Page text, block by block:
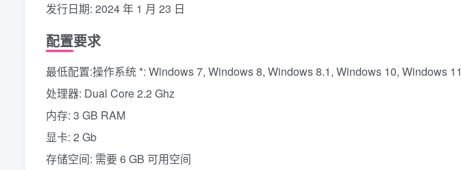
发行日期: 2024 年 1 月 23 日
配置要求
最低配置:操作系统 *: Windows 7, Windows 8, Windows 8.1, Windows 10, Windows 11
处理器: Dual Core 2.2 Ghz
内存: 3 GB RAM
显卡: 2 Gb
存储空间: 需要 6 GB 可用空间